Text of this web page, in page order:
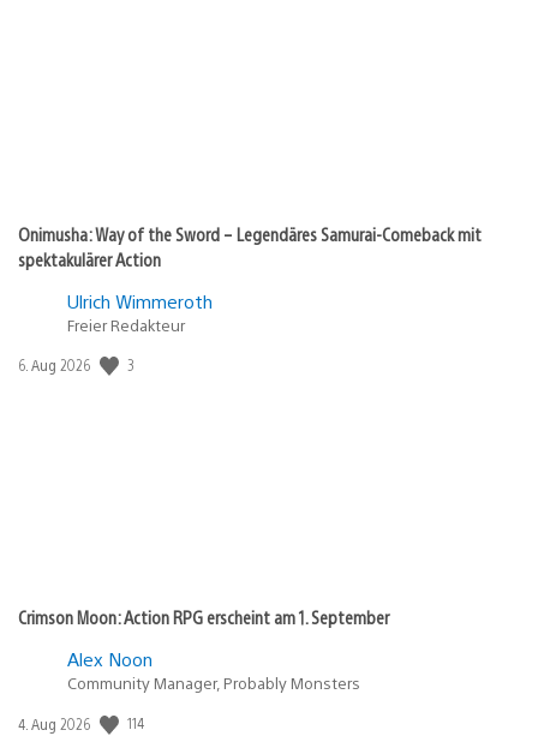
Onimusha: Way of the Sword – Legendäres Samurai-Comeback mit
spektakulärer Action
Ulrich Wimmeroth
Freier Redakteur
Veröffentlichungsdatum:
6. Aug 2026 3
Crimson Moon: Action RPG erscheint am 1. September
Alex Noon
Community Manager, Probably Monsters
Veröffentlichungsdatum:
4. Aug 2026 114